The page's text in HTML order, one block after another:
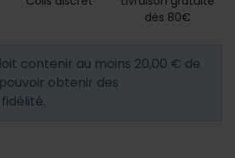
dès 80€
contenir au moins 20,00 € de
obtenir des